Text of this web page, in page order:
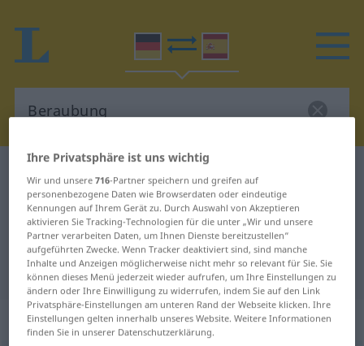
Deutsch-Spanisch Übersetzung für
"Beraubung"
"Beraubung" Spanisch Übersetzung
„Beraubung“: Femininum
Ihre Privatsphäre ist uns wichtig
Wir und unsere716-Partner speichern und greifen auf
personenbezogene Daten wie Browserdaten oder eindeutige
Kennungen auf Ihrem Gerät zu. Durch Auswahl von Akzeptieren
aktivieren Sie Tracking-Technologien für die unter „Wir und unsere
Partner verarbeiten Daten, um Ihnen Dienste bereitzustellen“
aufgeführten Zwecke. Wenn Tracker deaktiviert sind, sind manche
Inhalte und Anzeigen möglicherweise nicht mehr so relevant für Sie. Sie
können dieses Menü jederzeit wieder aufrufen, um Ihre Einstellungen zu
ändern oder Ihre Einwilligung zu widerrufen, indem Sie auf den Link
Privatsphäre-Einstellungen am unteren Rand der Webseite klicken. Ihre
Einstellungen gelten innerhalb unseres Website. Weitere Informationen
finden Sie in unserer Datenschutzerklärung.